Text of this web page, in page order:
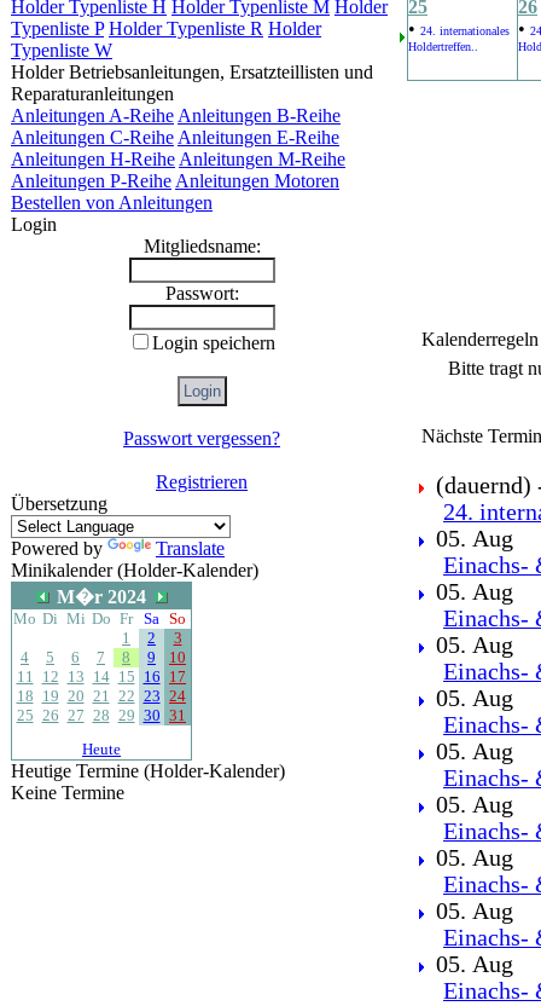
Holder Typenliste H Holder Typenliste M Holder
Typenliste P Holder Typenliste R Holder
Typenliste W
Holder Betriebsanleitungen, Ersatzteillisten und
Reparaturanleitungen
Anleitungen A-Reihe Anleitungen B-Reihe
Anleitungen C-Reihe Anleitungen E-Reihe
Anleitungen H-Reihe Anleitungen M-Reihe
Anleitungen P-Reihe Anleitungen Motoren
Bestellen von Anleitungen
Login
Mitgliedsname:
Passwort:
Login speichern
Passwort vergessen?
Registrieren
Übersetzung
Powered by
Translate
Minikalender (Holder-Kalender)
M�r 2024
Mo Di Mi Do Fr Sa So
1
2
3
4
5 6 7 8 9
10
11 12 13 14 15 16 17
18 19 20 21 22 23 24
25 26 27 28 29 30 31
Heute
Heutige Termine (Holder-Kalender)
Keine Termine
25
• 24. internationales
Holdertreffen..
26
•
Kalenderregeln
Bitte tragt
Nächste
(dauernd)
24.
05. Aug
Einachs-
05. Aug
Einachs-
05. Aug
Einachs-
05. Aug
Einachs-
05. Aug
Einachs-
05. Aug
Einachs-
05. Aug
Einachs-
05. Aug
Einachs-
05. Aug
Einachs-